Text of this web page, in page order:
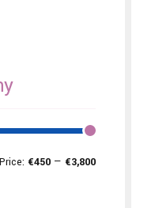
Price: €450 — €3,800